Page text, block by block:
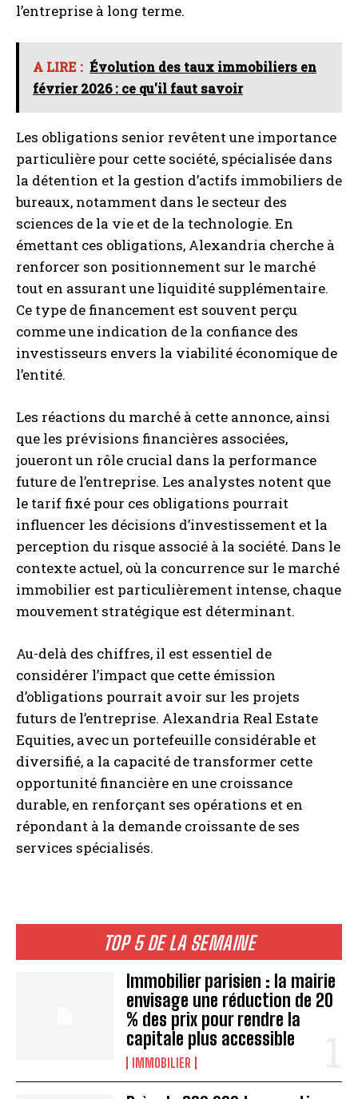
TOP 5 DE LA SEMAINE
Immobilier parisien : la mairie
envisage une réduction de 20
% des prix pour rendre la
capitale plus accessible
IMMOBILIER
l’entreprise à long terme.
A LIRE : Évolution des taux immobiliers en
février 2026 : ce qu'il faut savoir
Les obligations senior revêtent une importance
particulière pour cette société, spécialisée dans
la détention et la gestion d’actifs immobiliers de
bureaux, notamment dans le secteur des
sciences de la vie et de la technologie. En
émettant ces obligations, Alexandria cherche à
renforcer son positionnement sur le marché
tout en assurant une liquidité supplémentaire.
Ce type de financement est souvent perçu
comme une indication de la confiance des
investisseurs envers la viabilité économique de
l’entité.
Les réactions du marché à cette annonce, ainsi
que les prévisions financières associées,
joueront un rôle crucial dans la performance
future de l’entreprise. Les analystes notent que
le tarif fixé pour ces obligations pourrait
influencer les décisions d’investissement et la
perception du risque associé à la société. Dans le
contexte actuel, où la concurrence sur le marché
immobilier est particulièrement intense, chaque
mouvement stratégique est déterminant.
Au-delà des chiffres, il est essentiel de
considérer l’impact que cette émission
d’obligations pourrait avoir sur les projets
futurs de l’entreprise. Alexandria Real Estate
Equities, avec un portefeuille considérable et
diversifié, a la capacité de transformer cette
opportunité financière en une croissance
durable, en renforçant ses opérations et en
répondant à la demande croissante de ses
services spécialisés.